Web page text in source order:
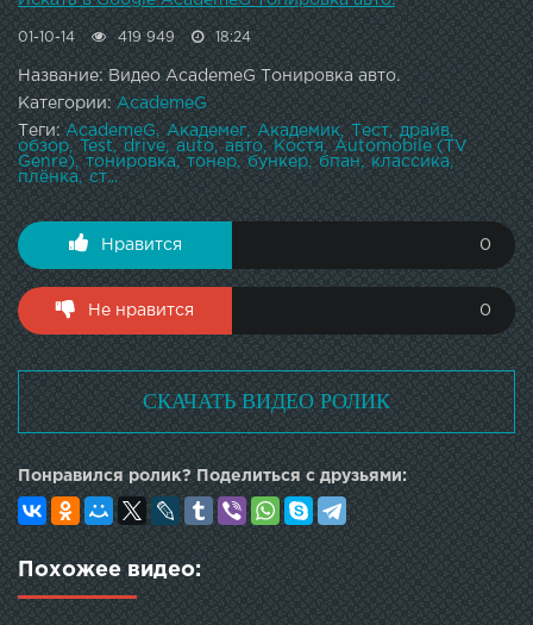
01-10-14 419 949 18:24
Название: Видео AcademeG Тонировка авто.
Категории: AcademeG
Теги:AcademeG Академег Академик Тест
драйв
обзор
Test drive auto авто Костя
Automobile (TV
Genre)
тонировка тонер бункер бпан
классика
плёнка
ст...
Нравится 0
Не нравится 0
СКАЧАТЬ ВИДЕО РОЛИК
Понравился ролик? Поделиться с друзьями:
Похожее видео: